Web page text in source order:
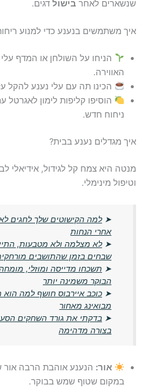
שנשארים לאחר בישול דגים.
איך משתמשים בנענע כדי למנוע
הניחו על השולחן או המדף
האווירה.
הכינו תה עם עלי נענע להקל
הוסיפו קליפות לימון לאגרטל
ניחוח חדש.
איך מגדלים נענע בבית?
מנטה היא צמח קל לגידול, אידיאלי
וטיפול מינימלי.
➤למה הקישוטים שלך לחגים
אחרי הנחות
➤לא מצלמה ולא מטבעות,
שבחים בזמן שהתושבים
➤ תשכחו מדייסה ומוזלי,
הבוקר משמינה יותר
➤כוכב איירבוס חושף למה
מבואינג מאחור
➤בדקתי את גורד השחקים
בצורה מדהימה
אור: הנענע אוהבת הרבה
במקום שטוף שמש בבוקר.